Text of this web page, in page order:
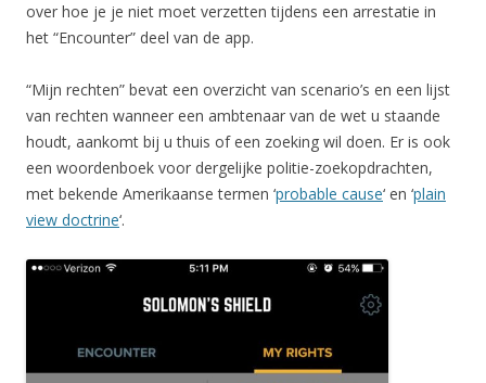
over hoe je je niet moet verzetten tijdens een arrestatie in
het “Encounter” deel van de app.
“Mijn rechten” bevat een overzicht van scenario’s en een lijst
van rechten wanneer een ambtenaar van de wet u staande
houdt, aankomt bij u thuis of een zoeking wil doen. Er is ook
een woordenboek voor dergelijke politie-zoekopdrachten,
met bekende Amerikaanse termen ‘probable cause‘ en ‘plain
view doctrine‘.